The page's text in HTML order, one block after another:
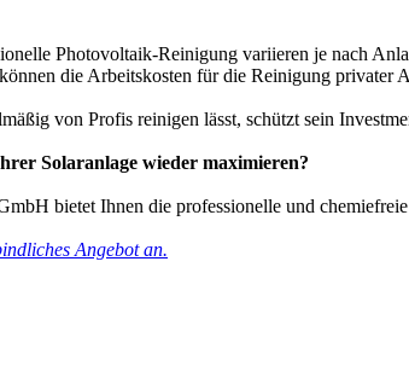
Photovoltaik-Reinigung variieren je nach
die Arbeitskosten für die Reinigung privater
von Profis reinigen lässt, schützt sein
Solaranlage wieder maximieren?
bietet Ihnen die professionelle und
Angebot an.